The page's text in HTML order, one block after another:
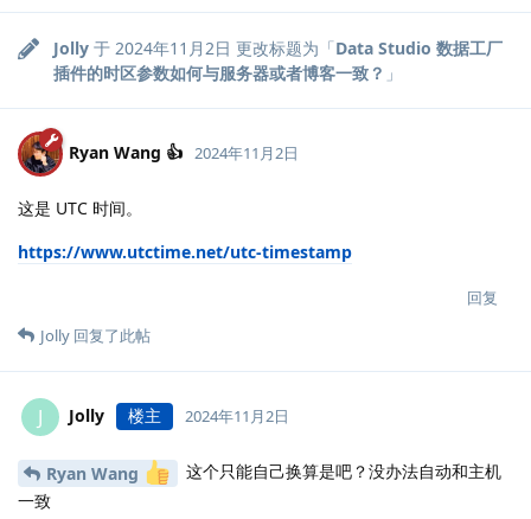
Jolly 于 2024年11月2日 更改标题为「Data Studio 数据工厂
插件的时区参数如何与服务器或者博客一致？ 」
Ryan Wang 👍 2024年11月2日
这是 UTC 时间。
https://www.utctime.net/utc-timestamp
回复
Jolly 回复了此帖
J Jolly 楼主 2024年11月2日
Ryan Wang
这个只能自己换算是吧？没办法自动和主机
一致